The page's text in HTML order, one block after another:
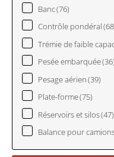
Banc(76)
Contrôle pondéral
Trémie de faible
Pesée embarquée(36)
Pesage aérien(39)
Plate-forme(75)
Réservoirs et silos(47)
Balance pour